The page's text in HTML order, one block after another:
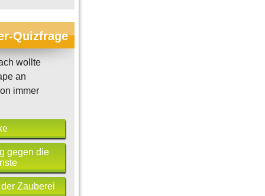
Quizfrage
wollte
an
immer
gegen die
Zauberei